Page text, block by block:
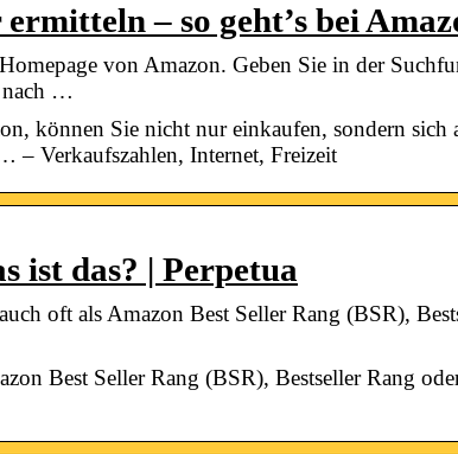
– so geht’s bei
von Amazon. Geben Sie in der
nach …
können Sie nicht nur einkaufen, sondern sich
– Verkaufszahlen, Internet, Freizeit
ist das? | Perpetua
oft als Amazon Best Seller Rang (BSR),
Best Seller Rang (BSR), Bestseller Rang